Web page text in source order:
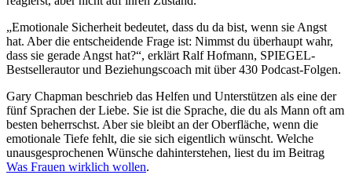
„Emotionale Sicherheit bedeutet, dass du da bist, wenn sie Angst
hat. Aber die entscheidende Frage ist: Nimmst du überhaupt wahr,
dass sie gerade Angst hat?“, erklärt Ralf Hofmann, SPIEGEL-
Bestsellerautor und Beziehungscoach mit über 430 Podcast-Folgen.
Gary Chapman beschrieb das Helfen und Unterstützen als eine der
fünf Sprachen der Liebe. Sie ist die Sprache, die du als Mann oft am
besten beherrschst. Aber sie bleibt an der Oberfläche, wenn die
emotionale Tiefe fehlt, die sie sich eigentlich wünscht. Welche
unausgesprochenen Wünsche dahinterstehen, liest du im Beitrag
Was Frauen wirklich wollen.